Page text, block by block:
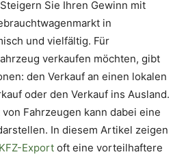
Sie Ihren Gewinn mit
in
und vielfältig. Für
verkaufen möchten, gibt
den Verkauf an einen lokalen
oder den Verkauf ins Ausland.
Fahrzeugen kann dabei eine
In diesem Artikel zeigen
KFZ-Export oft eine vorteilhaftere